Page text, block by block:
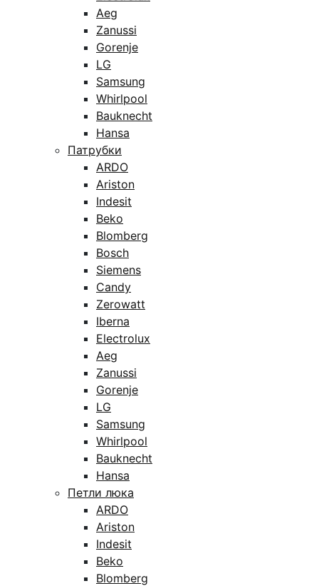
Aeg
Zanussi
Gorenje
LG
Samsung
Whirlpool
Bauknecht
Hansa
Патрубки
ARDO
Ariston
Indesit
Beko
Blomberg
Bosch
Siemens
Candy
Zerowatt
Iberna
Electrolux
Aeg
Zanussi
Gorenje
LG
Samsung
Whirlpool
Bauknecht
Hansa
Петли люка
ARDO
Ariston
Indesit
Beko
Blomberg